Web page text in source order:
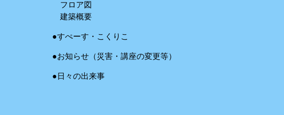
フロア図
建築概要
●すぺーす・こくりこ
●お知らせ（災害・講座の変更等）
●日々の出来事